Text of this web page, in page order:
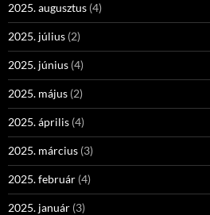
2025. augusztus (4)
2025. július (2)
2025. június (4)
2025. május (2)
2025. április (4)
2025. március (3)
2025. február (4)
2025. január (3)